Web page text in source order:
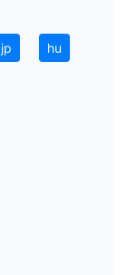
jp hu